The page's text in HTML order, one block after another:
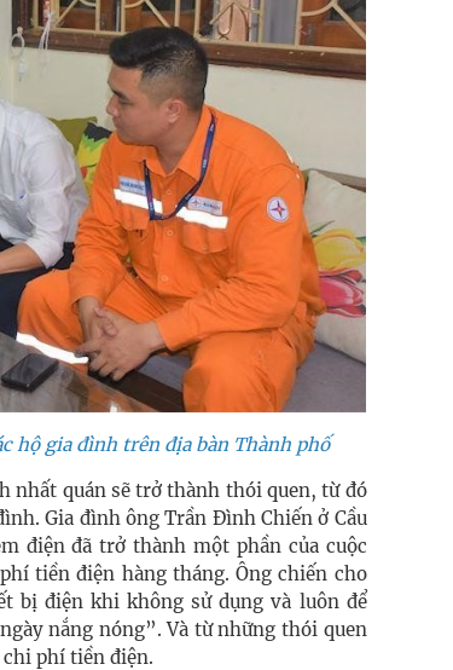
hộ gia đình trên địa bàn Thành phố
nhất quán sẽ trở thành thói quen, từ đó
Gia đình ông Trần Đình Chiến ở Cầu
điện đã trở thành một phần của cuộc
tiền điện hàng tháng. Ông chiến cho
bị điện khi không sử dụng và luôn để
nắng nóng”. Và từ những thói quen
phí tiền điện.